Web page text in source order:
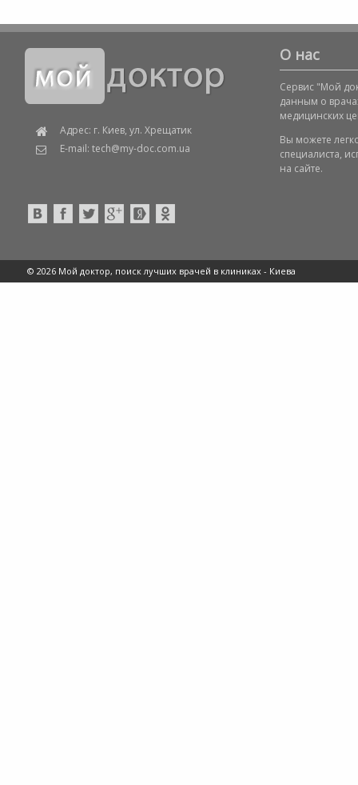
Адрес: г. Киев, ул. Хрещатик
E-mail: tech@my-doc.com.ua
О нас
Сервис "Мой
данным о
медицинских
Вы можете
специалиста,
на сайте.
© 2026 Мой доктор, поиск лучших врачей в клиниках - Киева